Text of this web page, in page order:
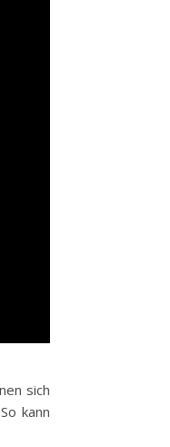
sich
kann